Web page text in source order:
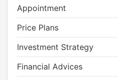
Appointment
Price Plans
Investment Strategy
Financial Advices